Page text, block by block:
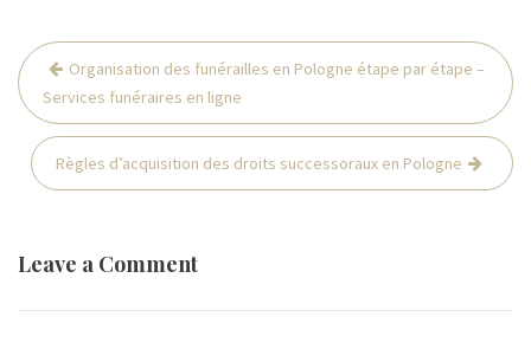
Post
navigation
Organisation des funérailles en Pologne étape par étape –
Services funéraires en ligne
Règles d’acquisition des droits successoraux en Pologne
Leave a Comment